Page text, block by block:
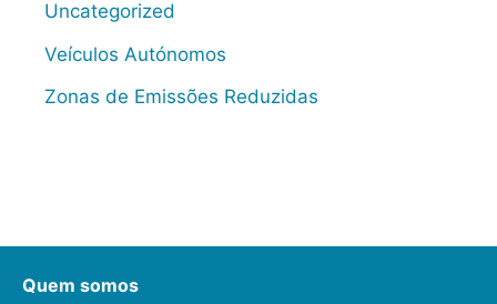
Uncategorized
Veículos Autónomos
Zonas de Emissões Reduzidas
Quem somos